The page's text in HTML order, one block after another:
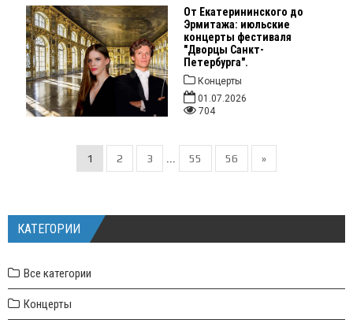
От Екатерининского до
Эрмитажа: июльские
концерты фестиваля
"Дворцы Санкт-
Петербурга".
Концерты
01.07.2026
704
1 2 3 ... 55 56 »
КАТЕГОРИИ
Все категории
Концерты